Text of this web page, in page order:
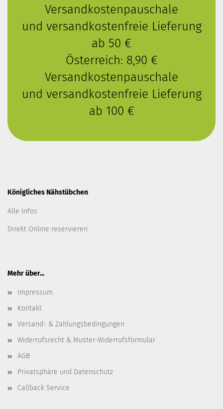
Versandkostenpauschale
und versandkostenfreie Lieferung
ab 50 €
Österreich: 8,90 €
Versandkostenpauschale
und versandkostenfreie Lieferung
ab 100 €
Königliches Nähstübchen
Alle Infos
Direkt Online reservieren
Mehr über...
Impressum
Kontakt
Versand- & Zahlungsbedingungen
Widerrufsrecht & Muster-Widerrufsformular
AGB
Privatsphäre und Datenschutz
Callback Service